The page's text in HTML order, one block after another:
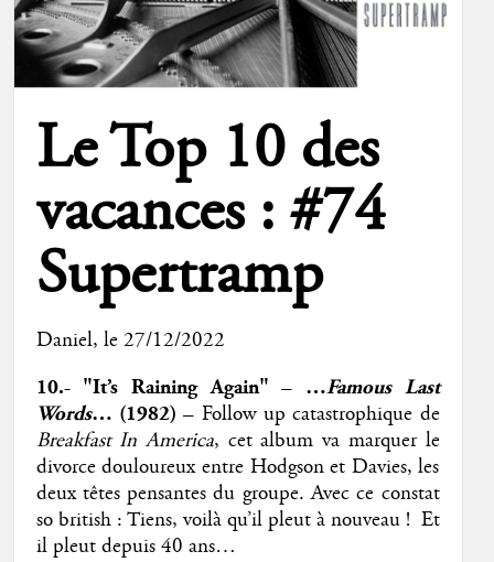
Le Top 10 des
vacances : #74
Supertramp
Daniel, le 27/12/2022
10.- "It’s Raining Again" – …Famous Last
Words… (1982) – Follow up catastrophique de
Breakfast In America, cet album va marquer le
divorce douloureux entre Hodgson et Davies, les
deux têtes pensantes du groupe. Avec ce constat
so british : Tiens, voilà qu’il pleut à nouveau ! Et
il pleut depuis 40 ans…